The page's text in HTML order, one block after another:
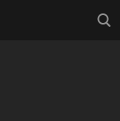
検索